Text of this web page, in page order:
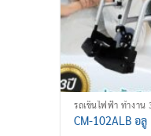
รถเข็นไฟฟ้า ทำงาน
CM-102ALB อลู